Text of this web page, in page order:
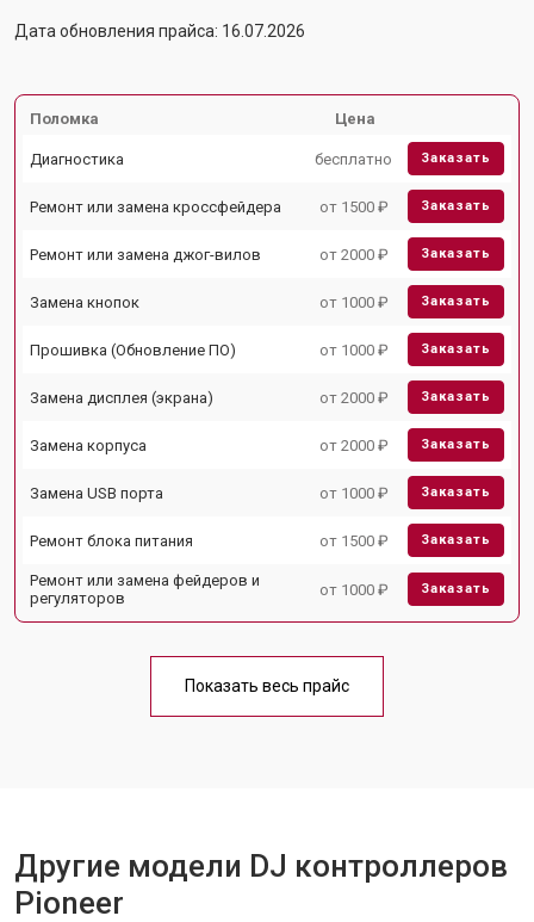
Дата обновления прайса: 16.07.2026
Поломка Цена
Диагностика бесплатно Заказать
Ремонт или замена кроссфейдера от 1500 ₽ Заказать
Ремонт или замена джог-вилов от 2000 ₽ Заказать
Замена кнопок от 1000 ₽ Заказать
Прошивка (Обновление ПО) от 1000 ₽ Заказать
Замена дисплея (экрана) от 2000 ₽ Заказать
Замена корпуса от 2000 ₽ Заказать
Замена USB порта от 1000 ₽ Заказать
Ремонт блока питания от 1500 ₽ Заказать
Ремонт или замена фейдеров и
регуляторов
от 1000 ₽ Заказать
Показать весь прайс
Другие модели DJ контроллеров
Pioneer